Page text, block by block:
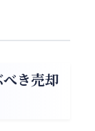
き売却